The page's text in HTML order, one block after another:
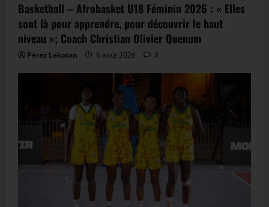
Basketball – Afrobasket U18 Féminin 2026 : « Elles
sont là pour apprendre, pour découvrir le haut
niveau »; Coach Christian Olivier Quenum
Pérez Lekotan 6 août 2026 0